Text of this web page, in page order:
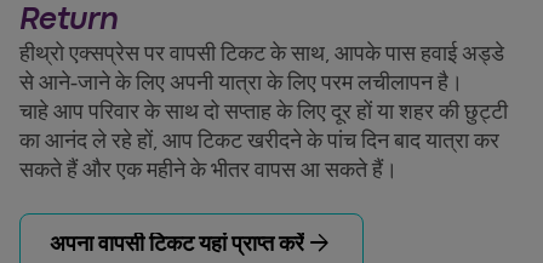
Return
हीथ्रो एक्सप्रेस पर वापसी टिकट के साथ, आपके पास हवाई अड्डे
से आने-जाने के लिए अपनी यात्रा के लिए परम लचीलापन है।
चाहे आप परिवार के साथ दो सप्ताह के लिए दूर हों या शहर की छुट्टी
का आनंद ले रहे हों, आप टिकट खरीदने के पांच दिन बाद यात्रा कर
सकते हैं और एक महीने के भीतर वापस आ सकते हैं।
अपना वापसी टिकट यहां प्राप्त करें arrow_forward